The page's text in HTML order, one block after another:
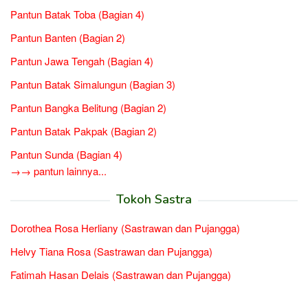
Pantun Batak Toba (Bagian 4)
Pantun Banten (Bagian 2)
Pantun Jawa Tengah (Bagian 4)
Pantun Batak Simalungun (Bagian 3)
Pantun Bangka Belitung (Bagian 2)
Pantun Batak Pakpak (Bagian 2)
Pantun Sunda (Bagian 4)
→→ pantun lainnya...
Tokoh Sastra
Dorothea Rosa Herliany (Sastrawan dan Pujangga)
Helvy Tiana Rosa (Sastrawan dan Pujangga)
Fatimah Hasan Delais (Sastrawan dan Pujangga)